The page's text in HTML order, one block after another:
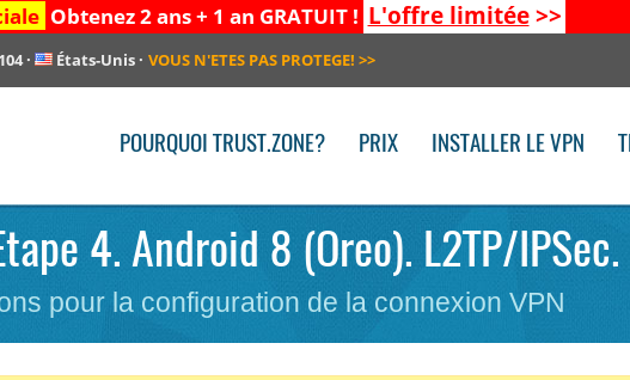
Obtenez 2 ans + 1 an GRATUIT ! L'offre limitée>>
· États-Unis· VOUS N'ETES PAS PROTEGE! >>
POURQUOI TRUST.ZONE? PRIX INSTALLER LE VPN
4. Android 8 (Oreo). L2TP/IPSec.
pour la configuration de la connexion VPN